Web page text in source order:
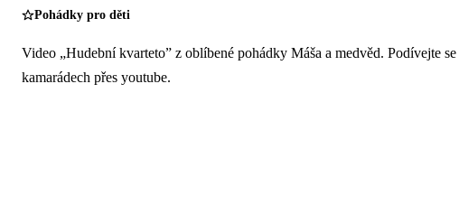
Pohádky pro děti
Video „Hudební kvarteto” z oblíbené pohádky Máša a medvěd. Podívejte
kamarádech přes youtube.